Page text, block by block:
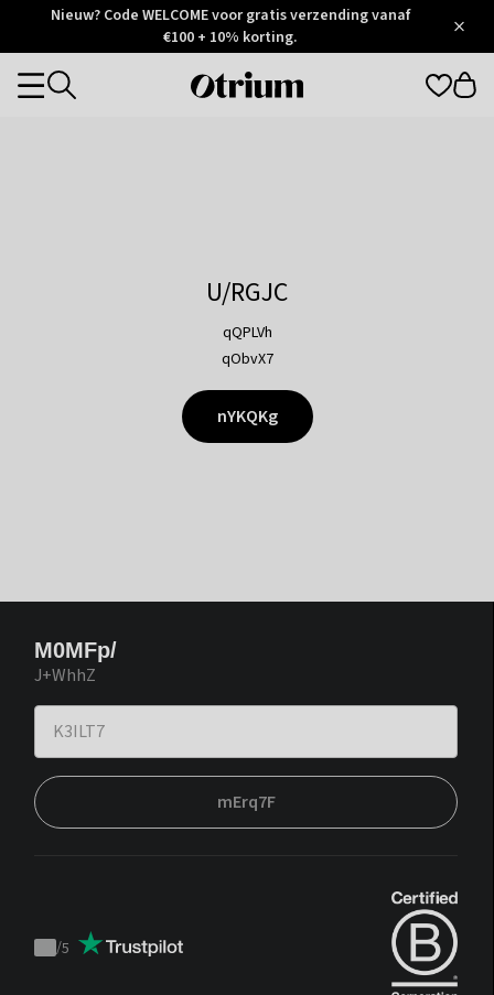
Otrium
Trustpilot
Nieuw? Code WELCOME voor gratis verzending vanaf
€100 + 10% korting.
Otrium
Categories
U/RGJC
qQPLVh
qObvX7
nYKQKg
M0MFp/
J+WhhZ
mErq7F
Trustpilot
/5